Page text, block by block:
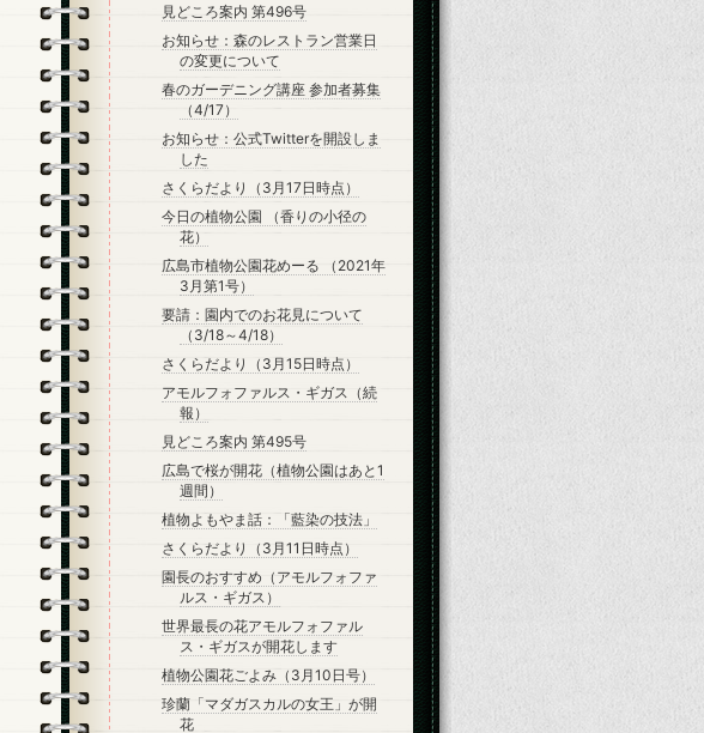
見どころ案内 第496号
お知らせ：森のレストラン営業日
の変更について
春のガーデニング講座 参加者募集
（4/17）
お知らせ：公式Twitterを開設しま
した
さくらだより（3月17日時点）
今日の植物公園 （香りの小径の
花）
広島市植物公園花めーる （2021年
3月第1号）
要請：園内でのお花見について
（3/18～4/18）
さくらだより（3月15日時点）
アモルフォファルス・ギガス（続
報）
見どころ案内 第495号
広島で桜が開花（植物公園はあと1
週間）
植物よもやま話：「藍染の技法」
さくらだより（3月11日時点）
園長のおすすめ（アモルフォファ
ルス・ギガス）
世界最長の花アモルフォファル
ス・ギガスが開花します
植物公園花ごよみ（3月10日号）
珍蘭「マダガスカルの女王」が開
花